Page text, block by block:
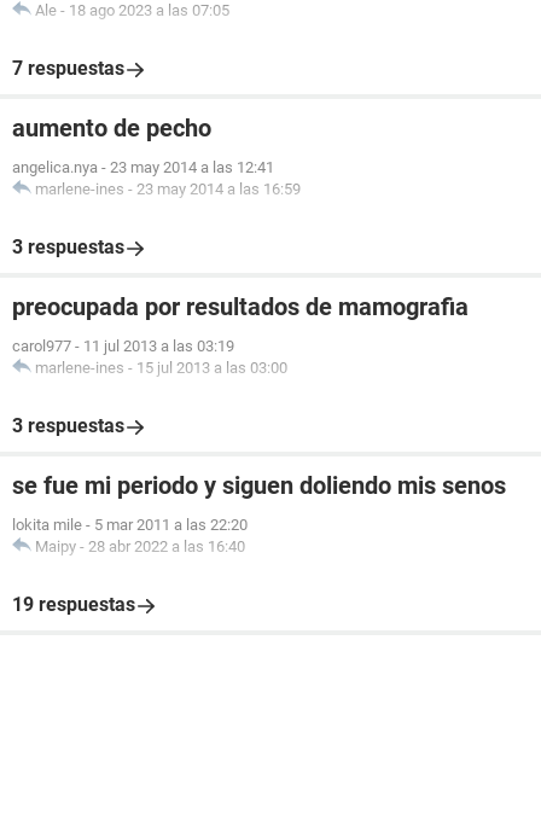
Ale - 18 ago 2023 a las 07:05
7 respuestas
aumento de pecho
angelica.nya - 23 may 2014 a las 12:41
marlene-ines - 23 may 2014 a las 16:59
3 respuestas
preocupada por resultados de mamografia
carol977 - 11 jul 2013 a las 03:19
marlene-ines - 15 jul 2013 a las 03:00
3 respuestas
se fue mi periodo y siguen doliendo mis senos
lokita mile - 5 mar 2011 a las 22:20
Maipy - 28 abr 2022 a las 16:40
19 respuestas